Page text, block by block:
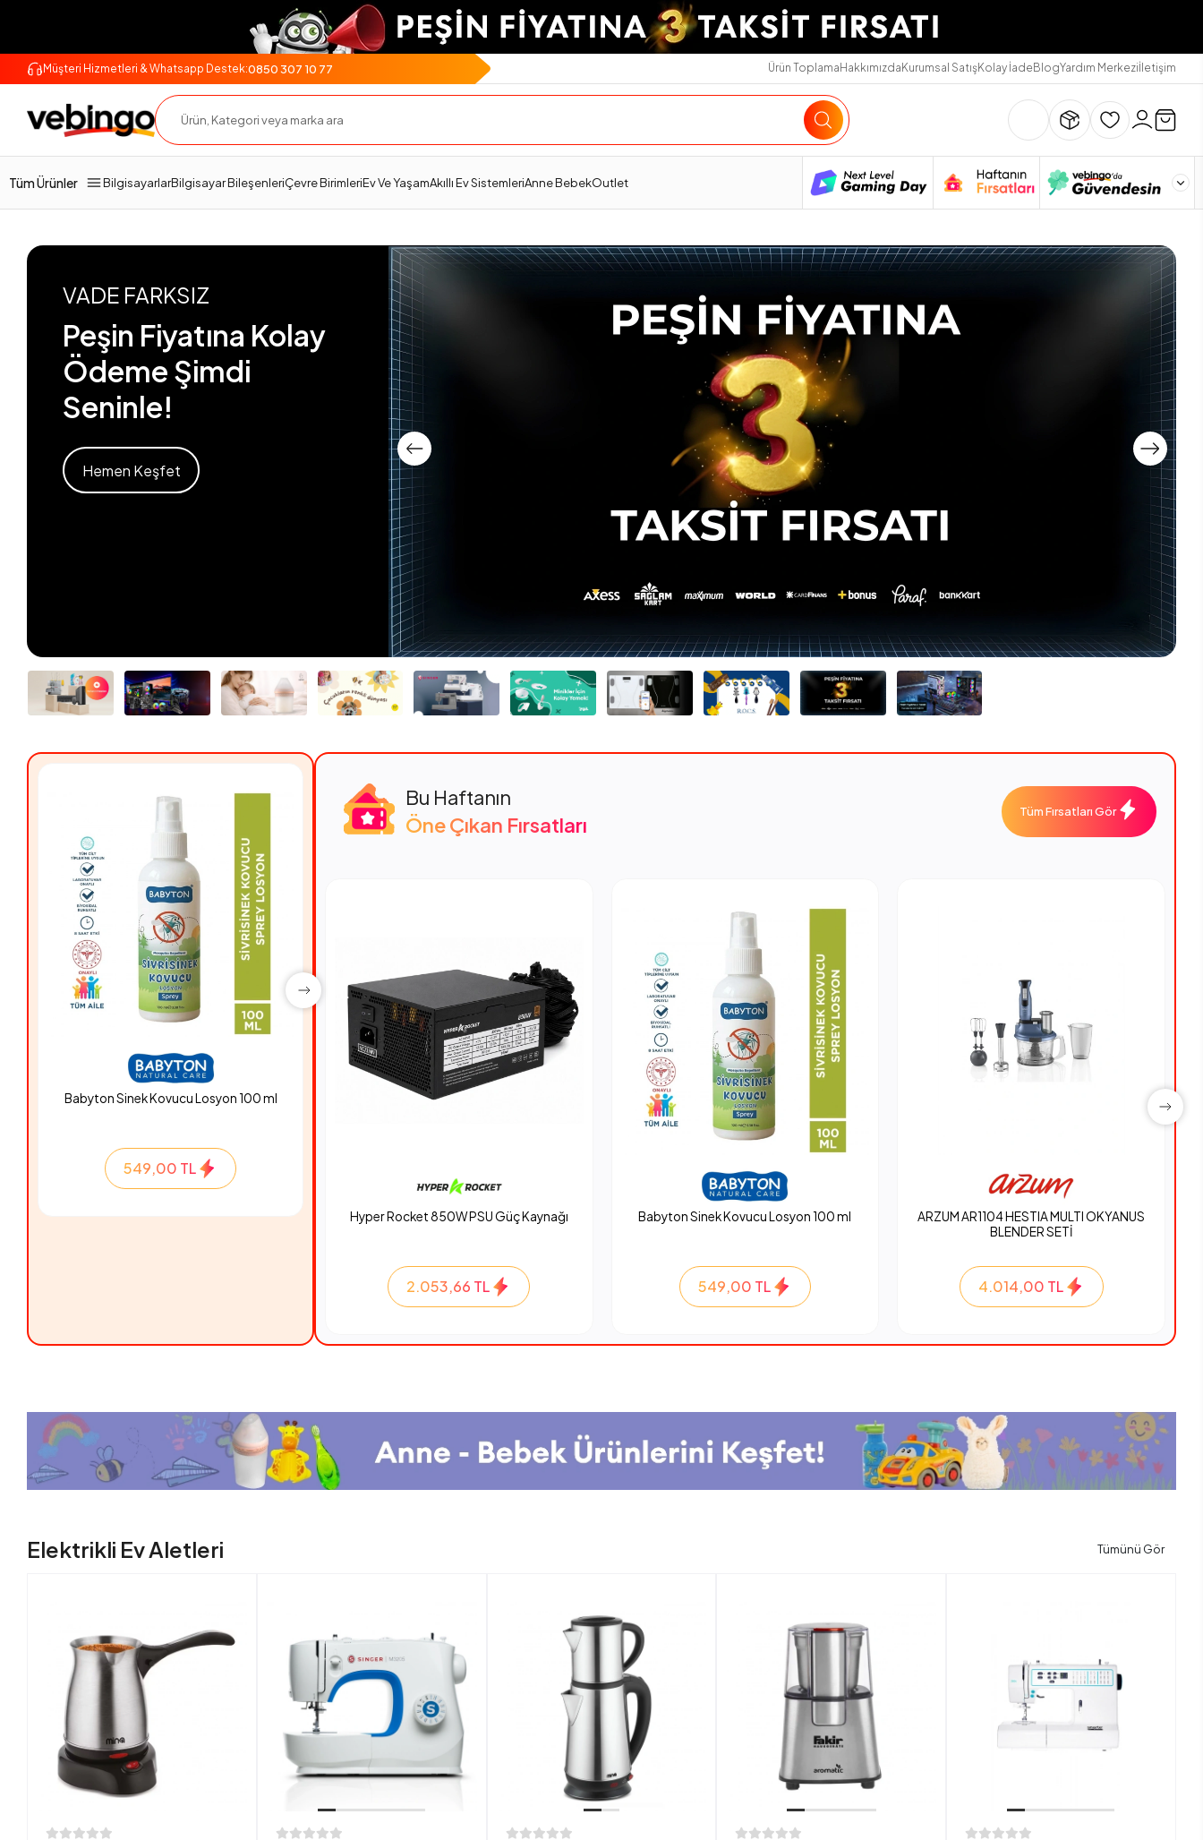
Müşteri Hizmetleri & Whatsapp Destek:0850 307 10 77 Ürün ToplamaHakkımızdaKurumsal SatışKolay İadeBlogYardım Merkeziİletişim
Tüm Ürünler BilgisayarlarBilgisayar BileşenleriÇevre BirimleriEv Ve YaşamAkıllı Ev SistemleriAnne BebekOutlet
VADE FARKSIZ
Peşin Fiyatına Kolay
Ödeme Şimdi
Seninle!
Hemen Keşfet
Babyton Sinek Kovucu Losyon 100 ml
549,00 TL
Hyper Rocket 850W PSU Güç Kaynağı
Bu Haftanın
Öne Çıkan Fırsatları
Tüm Fırsatları Gör
Hyper Rocket 850W PSU Güç Kaynağı
2.053,66 TL
Babyton Sinek Kovucu Losyon 100 ml
549,00 TL
ARZUM AR1104 HESTIA MULTI OKYANUS
BLENDER SETİ
4.014,00 TL
Elektrikli Ev Aletleri Tümünü Gör